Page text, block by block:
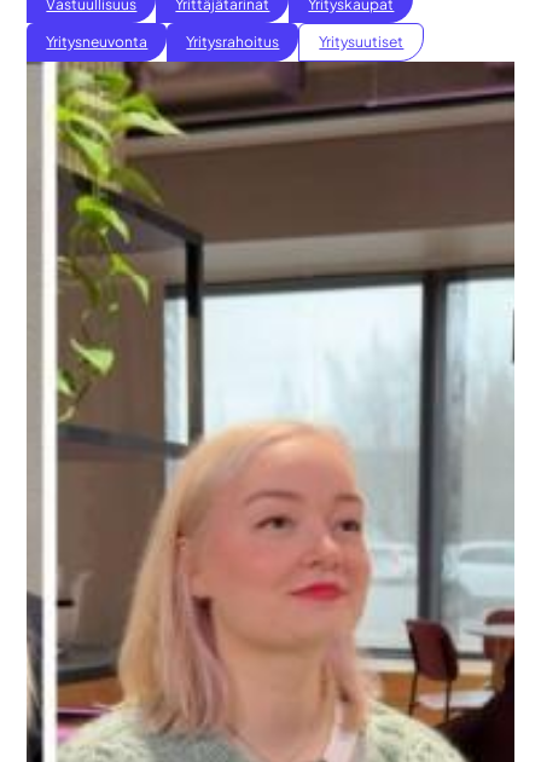
Vastuullisuus
Yrittäjätarinat Yrityskaupat
Yritysneuvonta Yritysrahoitus Yritysuutiset